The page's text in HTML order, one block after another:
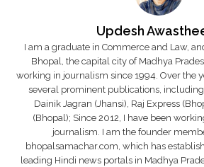
Updesh
I am a graduate in Commerce and Law,
Bhopal, the capital city of Madhya
working in journalism since 1994. Over the
several prominent publications,
Dainik Jagran (Jhansi), Raj Express
(Bhopal); Since 2012, I have been
journalism. I am the founder
bhopalsamachar.com, which has
leading Hindi news portals in Madhya